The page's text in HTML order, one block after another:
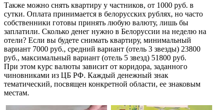
Также можно снять квартиру у частников, от 1000 руб. в
сутки. Оплата принимается в белорусских рублях, но часто
собственники готовы принять любую валюту, лишь бы
заплатили. Сколько денег нужно в Белоруссии на неделю на
отели? Если вы будете снимать квартиру, минимальный
вариант 7000 руб., средний вариант (отель 3 звезды) 23800
руб., максимальный вариант (отель 5 звезд) 51800 руб.
При этом курс валюты зависит от коридора, заданного
чиновниками из ЦБ РФ. Каждый денежный знак
тематический, посвящен конкретной области, ее знаковым
местам.